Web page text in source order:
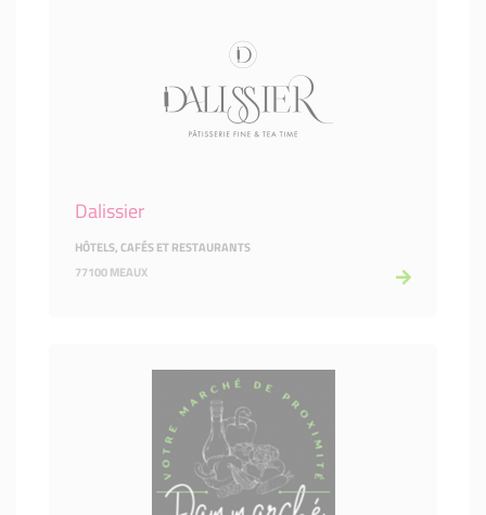
Dalissier
HÔTELS, CAFÉS ET RESTAURANTS
77100 MEAUX